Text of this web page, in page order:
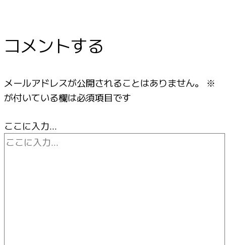
コメントする
メールアドレスが公開されることはありません。
※
が付いている欄は必須項目です
ここに入力…